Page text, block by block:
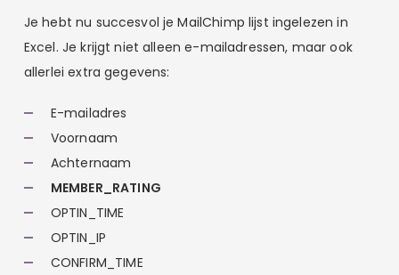
Je hebt nu succesvol je MailChimp lijst ingelezen in
Excel. Je krijgt niet alleen e-mailadressen, maar ook
allerlei extra gegevens:
E-mailadres
Voornaam
Achternaam
MEMBER_RATING
OPTIN_TIME
OPTIN_IP
CONFIRM_TIME